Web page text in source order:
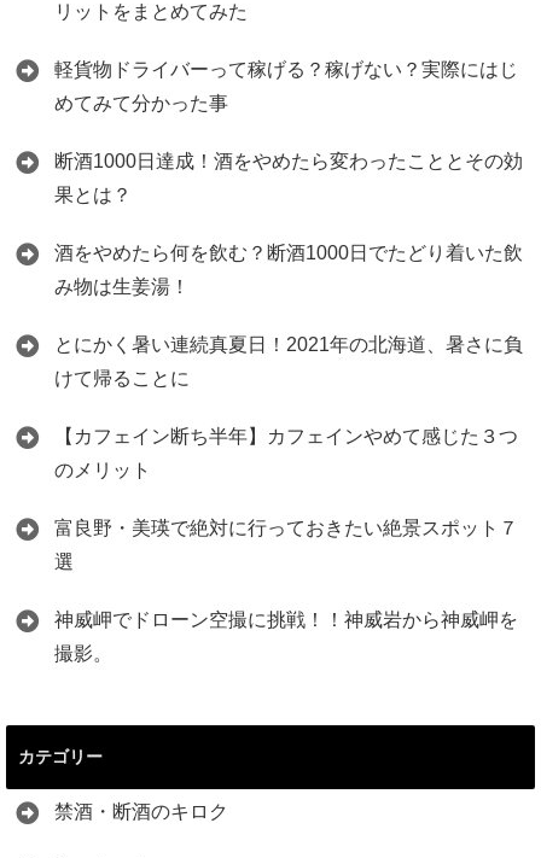
リットをまとめてみた
軽貨物ドライバーって稼げる？稼げない？実際にはじ
めてみて分かった事
断酒1000日達成！酒をやめたら変わったこととその効
果とは？
酒をやめたら何を飲む？断酒1000日でたどり着いた飲
み物は生姜湯！
とにかく暑い連続真夏日！2021年の北海道、暑さに負
けて帰ることに
【カフェイン断ち半年】カフェインやめて感じた３つ
のメリット
富良野・美瑛で絶対に行っておきたい絶景スポット７
選
神威岬でドローン空撮に挑戦！！神威岩から神威岬を
撮影。
カテゴリー
禁酒・断酒のキロク